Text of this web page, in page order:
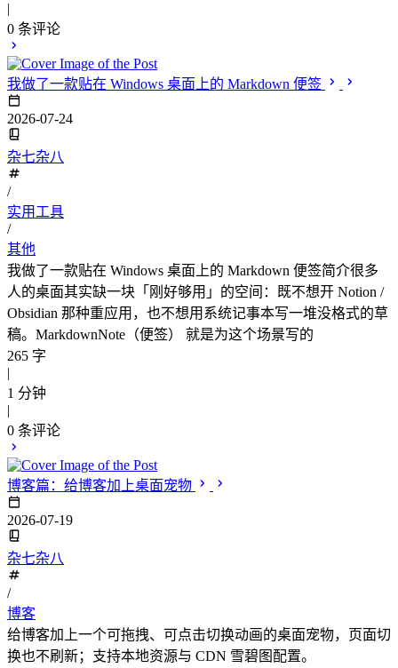
|
0 条评论
我做了一款贴在 Windows 桌面上的 Markdown 便签
2026-07-24
杂七杂八
/
实用工具
/
其他
我做了一款贴在 Windows 桌面上的 Markdown 便签简介很多
人的桌面其实缺一块「刚好够用」的空间：既不想开 Notion /
Obsidian 那种重应用，也不想用系统记事本写一堆没格式的草
稿。MarkdownNote（便签） 就是为这个场景写的
265 字
|
1 分钟
|
0 条评论
博客篇：给博客加上桌面宠物
2026-07-19
杂七杂八
/
博客
给博客加上一个可拖拽、可点击切换动画的桌面宠物，页面切
换也不刷新；支持本地资源与 CDN 雪碧图配置。